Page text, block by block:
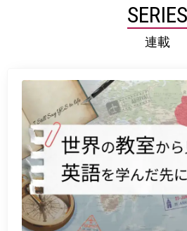
SERIES
連載